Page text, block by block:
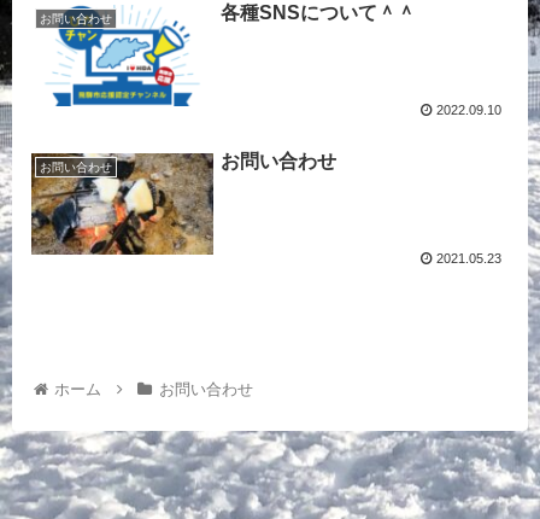
お問い合わせ 各種SNSについて＾＾
2022.09.10
お問い合わせ お問い合わせ
2021.05.23
ホーム お問い合わせ